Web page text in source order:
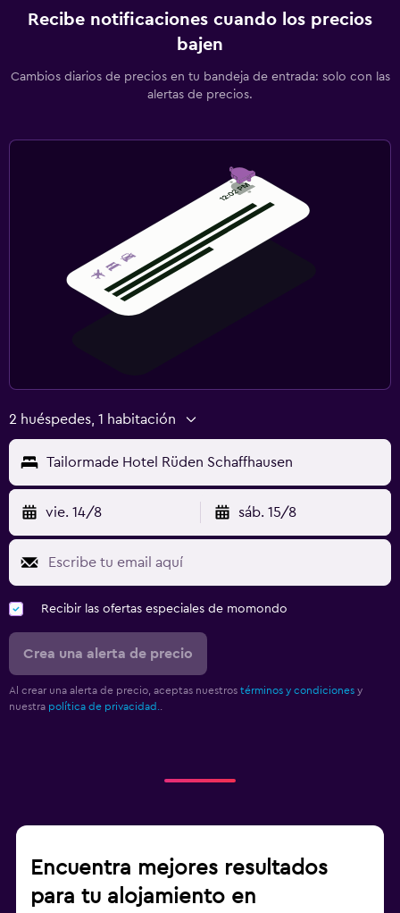
Recibe notificaciones cuando los precios
bajen
Cambios diarios de precios en tu bandeja de entrada: solo con las
alertas de precios.
2 huéspedes, 1 habitación
Tailormade Hotel Rüden Schaffhausen
vie. 14/8 sáb. 15/8
Recibir las ofertas especiales de momondo
Crea una alerta de precio
Al crear una alerta de precio, aceptas nuestros términos y condiciones y
nuestra política de privacidad.
Encuentra mejores resultados
para tu alojamiento en